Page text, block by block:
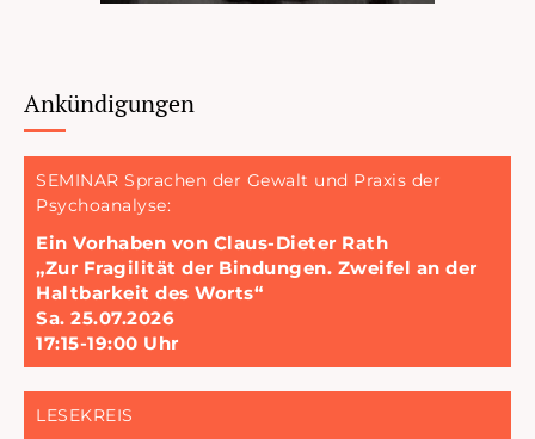
Ankündigungen
SEMINAR Sprachen der Gewalt und Praxis der
Psychoanalyse:
Ein Vorhaben von Claus-Dieter Rath
„Zur Fragilität der Bindungen. Zweifel an der
Haltbarkeit des Worts“
Sa. 25.07.2026
17:15-19:00 Uhr
LESEKREIS